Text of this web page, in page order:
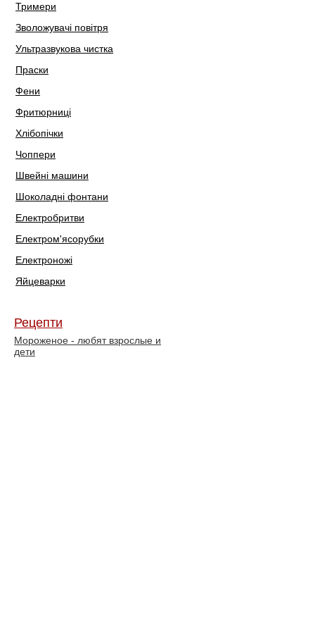
Тримери
Зволожувачі повітря
Ультразвукова чистка
Праски
Фени
Фритюрниці
Хлібопічки
Чоппери
Швейні машини
Шоколадні фонтани
Електробритви
Електром'ясорубки
Електроножі
Яйцеварки
Рецепти
Мороженое - любят взрослые и
дети